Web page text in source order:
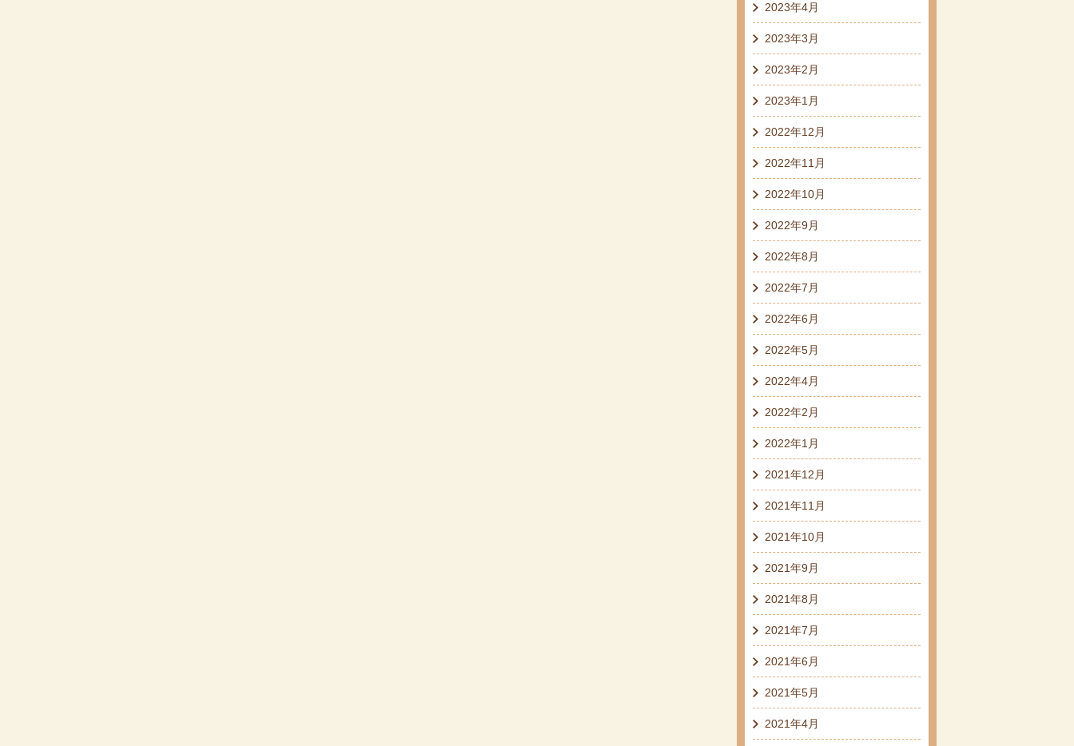
2023年4月
2023年3月
2023年2月
2023年1月
2022年12月
2022年11月
2022年10月
2022年9月
2022年8月
2022年7月
2022年6月
2022年5月
2022年4月
2022年2月
2022年1月
2021年12月
2021年11月
2021年10月
2021年9月
2021年8月
2021年7月
2021年6月
2021年5月
2021年4月